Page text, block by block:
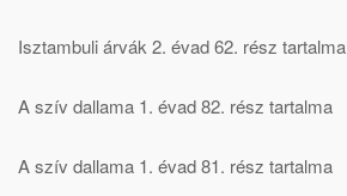
Isztambuli árvák 2. évad 62. rész tartalma
A szív dallama 1. évad 82. rész tartalma
A szív dallama 1. évad 81. rész tartalma